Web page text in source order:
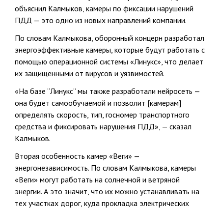
объяснил Калмыков, камеры по фиксации нарушений
ПДД — это одно из новых направлений компании.
По словам Калмыкова, оборонный концерн разработал
энергоэффективные камеры, которые будут работать с
помощью операционной системы «Линукс», что делает
их защищенными от вирусов и уязвимостей.
«На базе “Линукс” мы также разработали нейросеть —
она будет самообучаемой и позволит [камерам]
определять скорость, тип, госномер транспортного
средства и фиксировать нарушения ПДД», — сказал
Калмыков.
Вторая особенность камер «Веги» —
энергонезависимость. По словам Калмыкова, камеры
«Веги» могут работать на солнечной и ветряной
энергии. А это значит, что их можно устанавливать на
тех участках дорог, куда прокладка электрических